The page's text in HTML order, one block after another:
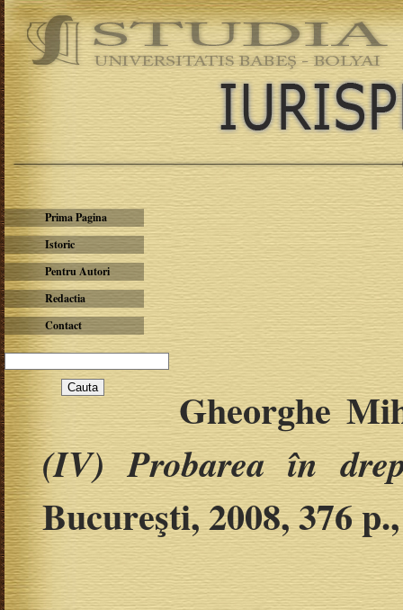
Prima Pagina
Istoric
Pentru Autori
Redactia
Contact
Gheorghe
(IV) Probareaîn
Bucureşti, 2008, 376